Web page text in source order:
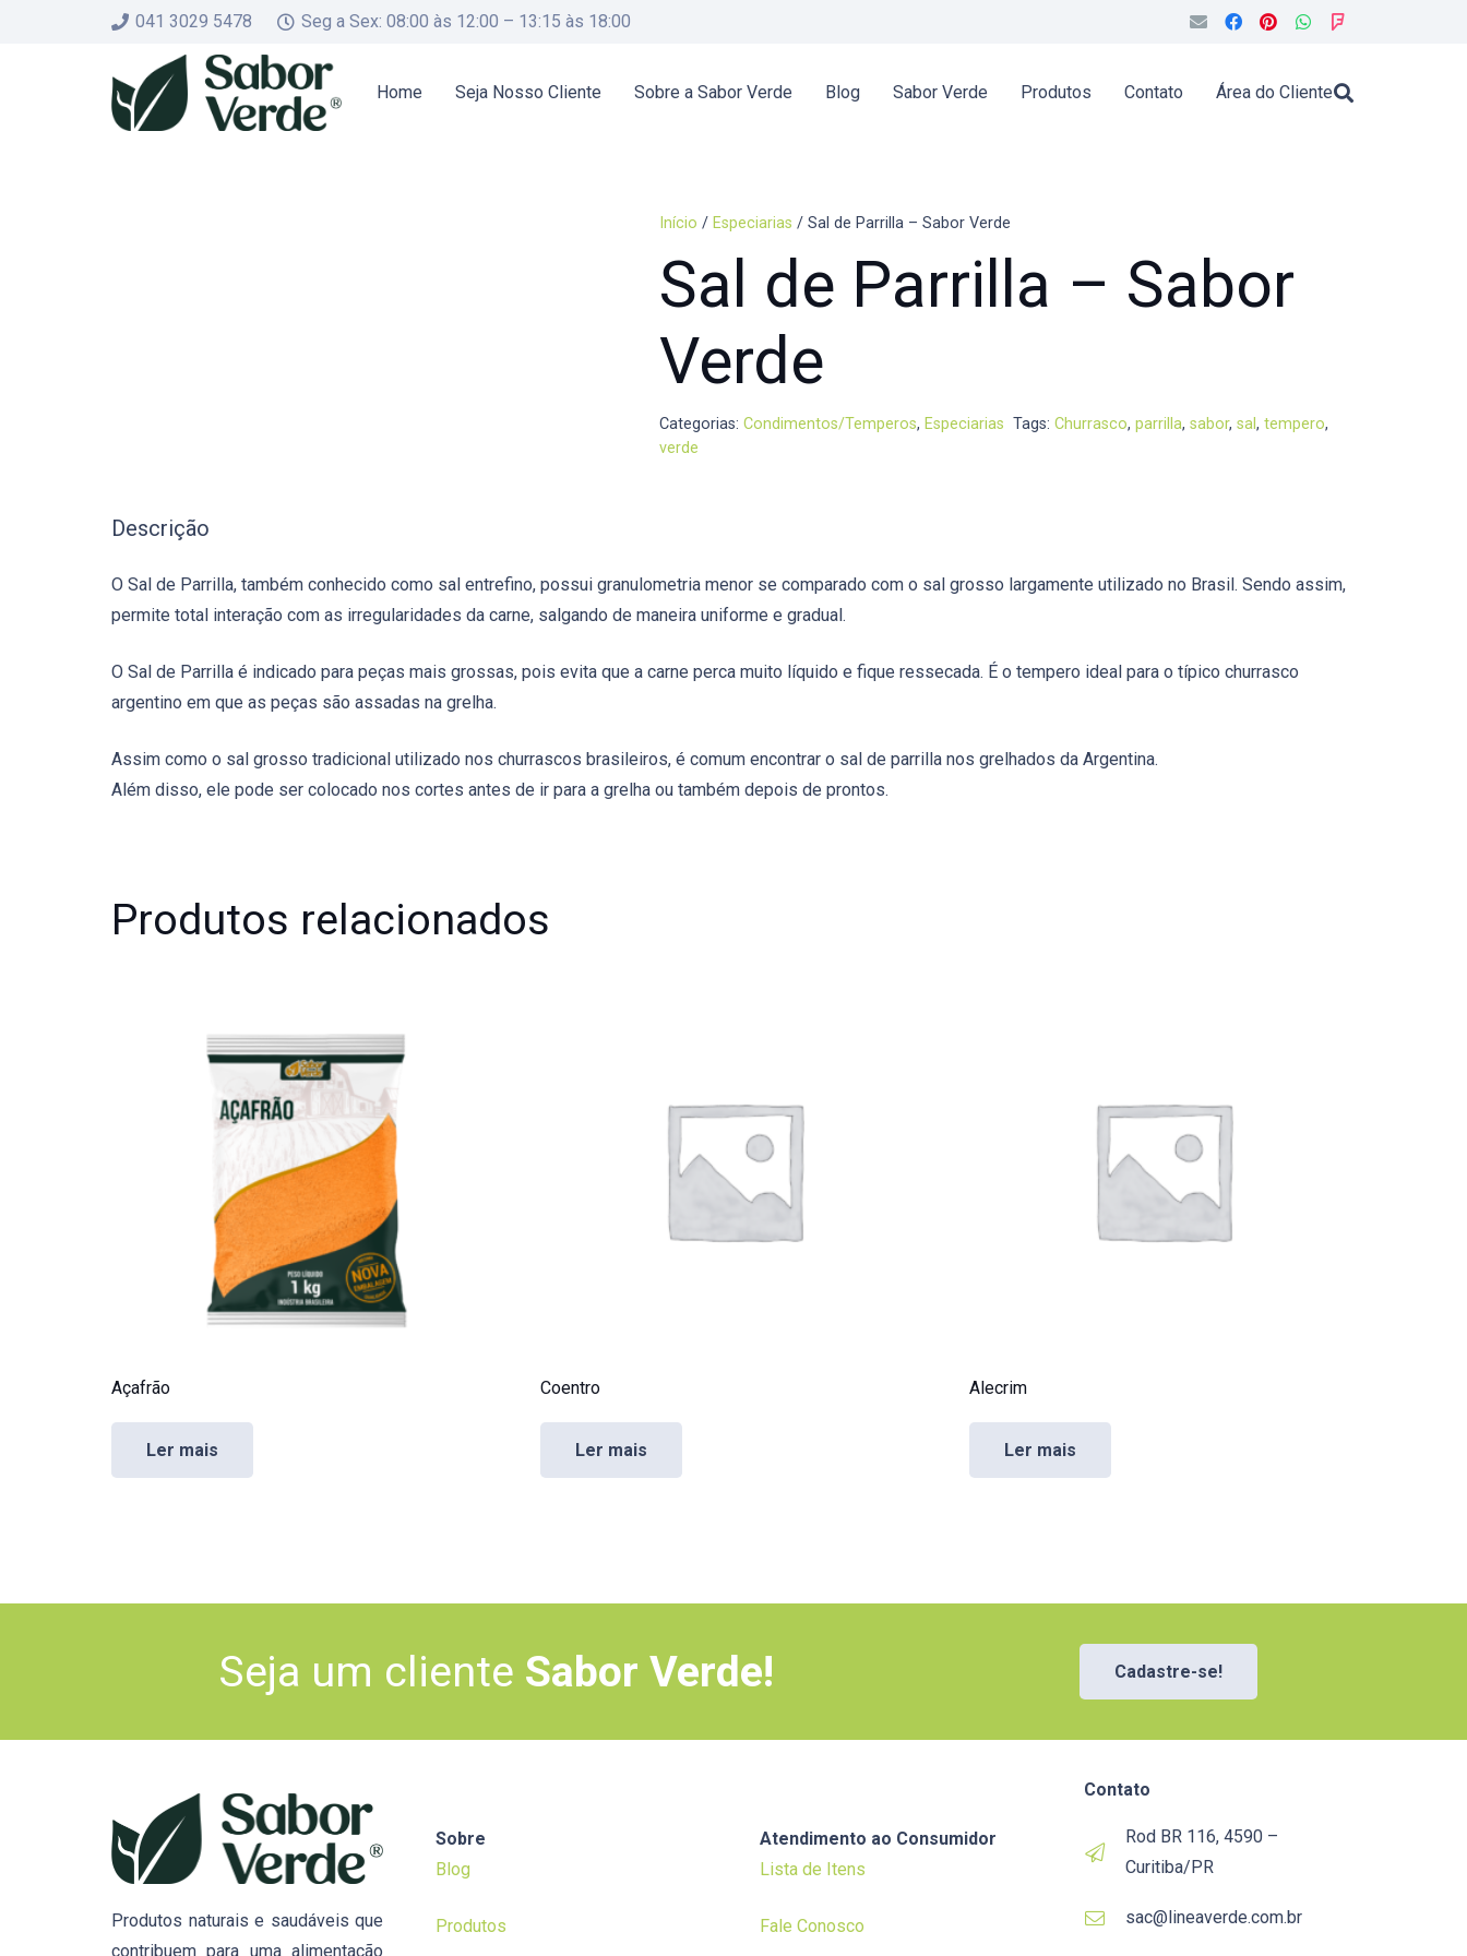
041 3029 5478 Seg a Sex: 08:00 às 12:00 – 13:15 às 18:00
Home Seja Nosso Cliente Sobre a Sabor Verde Blog Sabor Verde Produtos Contato Área do Cliente
Início / Especiarias / Sal de Parrilla – Sabor Verde
Sal de Parrilla – Sabor
Verde
Categorias: Condimentos/Temperos, Especiarias Tags:Churrasco,parrilla,sabor,sal,tempero,
verde
Descrição
O Sal de Parrilla, também conhecido como sal entrefino, possui granulometria menor se comparado com o sal grosso largamente utilizado no Brasil. Sendo assim,
permite total interação com as irregularidades da carne, salgando de maneira uniforme e gradual.
O Sal de Parrilla é indicado para peças mais grossas, pois evita que a carne perca muito líquido e fique ressecada. É o tempero ideal para o típico churrasco
argentino em que as peças são assadas na grelha.
Assim como o sal grosso tradicional utilizado nos churrascos brasileiros, é comum encontrar o sal de parrilla nos grelhados da Argentina.
Além disso, ele pode ser colocado nos cortes antes de ir para a grelha ou também depois de prontos.
Produtos relacionados
Açafrão
Ler mais
Coentro
Ler mais
Alecrim
Ler mais
Seja um cliente Sabor Verde! Cadastre-se!
Produtos naturais e saudáveis que
contribuem para uma alimentação
Sobre
Blog
Produtos
Atendimento ao Consumidor
Lista de Itens
Fale Conosco
Contato
Rod BR 116, 4590 –
Curitiba/PR
sac@lineaverde.com.br